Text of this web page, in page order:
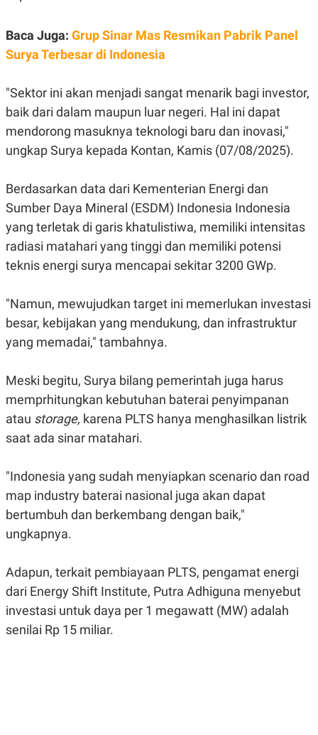
V
C
N
R
F
K
B
S
E
S
I
N
S
G
S
T
O
C
E
T
U
B
E
L
A
A
O
N
E
S
T
P
E
M
N
A
AK
A
K
O
R
P
Baca Juga: Grup Sinar Mas Resmikan Pabrik Panel
Surya Terbesar di Indonesia
"Sektor ini akan menjadi sangat menarik bagi investor,
baik dari dalam maupun luar negeri. Hal ini dapat
mendorong masuknya teknologi baru dan inovasi,"
ungkap Surya kepada Kontan, Kamis (07/08/2025).
Berdasarkan data dari Kementerian Energi dan
Sumber Daya Mineral (ESDM) Indonesia Indonesia
yang terletak di garis khatulistiwa, memiliki intensitas
radiasi matahari yang tinggi dan memiliki potensi
teknis energi surya mencapai sekitar 3200 GWp.
"Namun, mewujudkan target ini memerlukan investasi
besar, kebijakan yang mendukung, dan infrastruktur
yang memadai," tambahnya.
Meski begitu, Surya bilang pemerintah juga harus
memprhitungkan kebutuhan baterai penyimpanan
atau storage, karena PLTS hanya menghasilkan listrik
saat ada sinar matahari.
"Indonesia yang sudah menyiapkan scenario dan road
map industry baterai nasional juga akan dapat
bertumbuh dan berkembang dengan baik,"
ungkapnya.
Adapun, terkait pembiayaan PLTS, pengamat energi
dari Energy Shift Institute, Putra Adhiguna menyebut
investasi untuk daya per 1 megawatt (MW) adalah
senilai Rp 15 miliar.